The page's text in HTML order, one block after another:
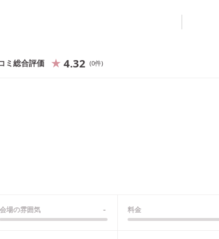
ミ総合評価 4.32 0件
会場の雰囲気 - 料金